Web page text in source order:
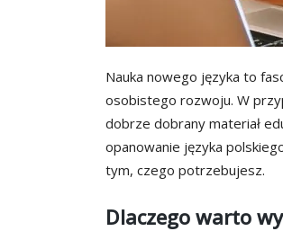
Nauka nowego języka to
osobistego rozwoju. W
dobrze dobrany materiał
opanowanie języka
tym, czego potrzebujesz.
Dlaczego warto